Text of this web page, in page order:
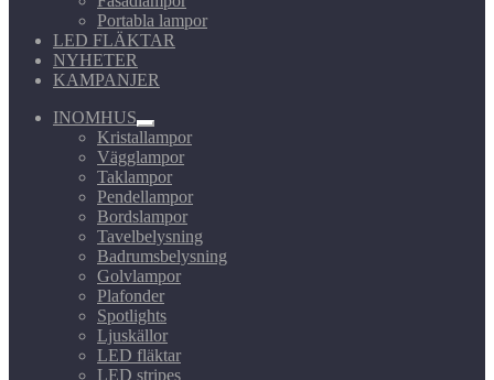
Portabla lampor
LED FLÄKTAR
NYHETER
KAMPANJER
INOMHUS
Expandera
undermeny
Kristallampor
Vägglampor
Taklampor
Pendellampor
Bordslampor
Tavelbelysning
Badrumsbelysning
Golvlampor
Plafonder
Spotlights
Ljuskällor
LED fläktar
LED stripes